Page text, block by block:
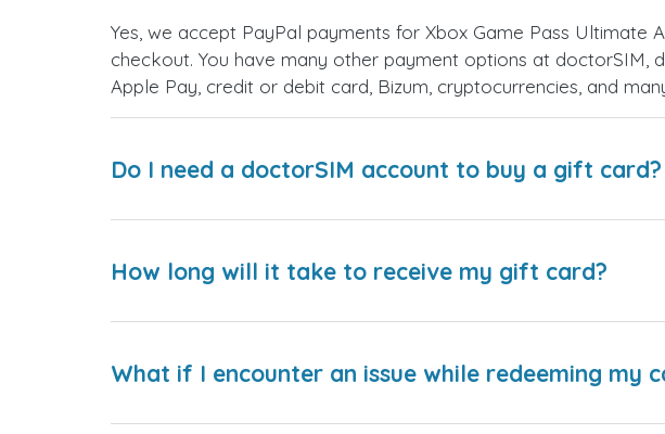
Yes, we accept PayPal payments for Xbox Game Pass
checkout. You have many other payment options at doctorSIM,
Apple Pay, credit or debit card, Bizum, cryptocurrencies, and
Do I need a doctorSIM account to buy a gift card?
How long will it take to receive my gift card?
What if I encounter an issue while redeeming my